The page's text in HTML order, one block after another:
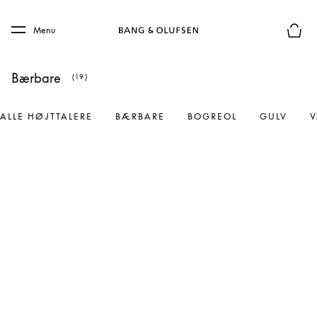
Skip to main footer
Menu
Bærbare (19)
ALLE HØJTTALERE BÆRBARE BOGREOL GULV